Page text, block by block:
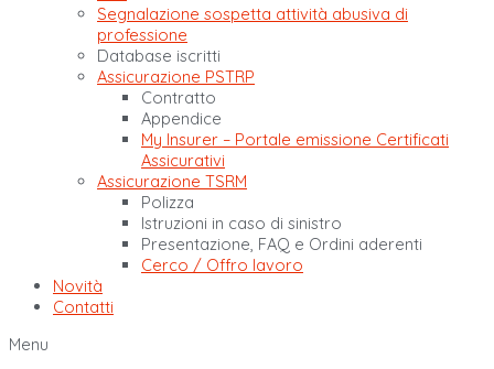
Segnalazione sospetta attività abusiva di
professione
Database iscritti
Assicurazione PSTRP
Contratto
Appendice
My Insurer – Portale emissione Certificati
Assicurativi
Assicurazione TSRM
Polizza
Istruzioni in caso di sinistro
Presentazione, FAQ e Ordini aderenti
Cerco / Offro lavoro
Novità
Contatti
Menu